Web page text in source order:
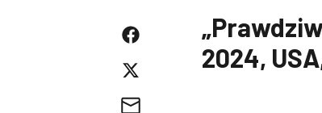
2024,